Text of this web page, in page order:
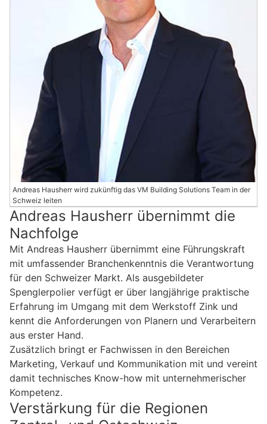
Andreas Hausherr wird zukünftig das VM Building Solutions Team in der
Schweiz leiten
Andreas Hausherr übernimmt die
Nachfolge
Mit Andreas Hausherr übernimmt eine Führungskraft
mit umfassender Branchenkenntnis die Verantwortung
für den Schweizer Markt. Als ausgebildeter
Spenglerpolier verfügt er über langjährige praktische
Erfahrung im Umgang mit dem Werkstoff Zink und
kennt die Anforderungen von Planern und Verarbeitern
aus erster Hand.
Zusätzlich bringt er Fachwissen in den Bereichen
Marketing, Verkauf und Kommunikation mit und vereint
damit technisches Know-how mit unternehmerischer
Kompetenz.
Verstärkung für die Regionen